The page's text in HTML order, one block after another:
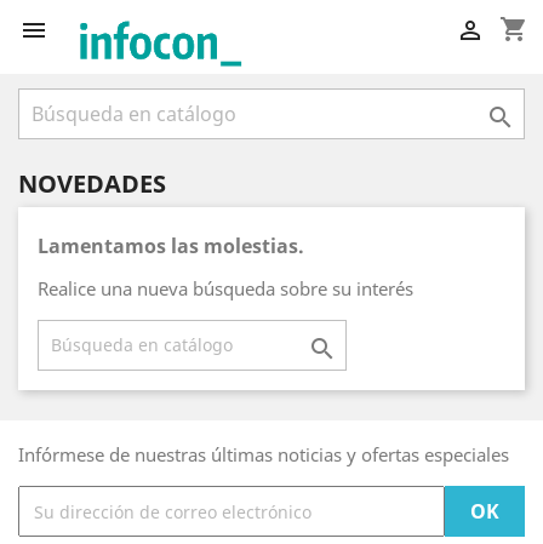
 shopping_cart


NOVEDADES
Lamentamos las molestias.
Realice una nueva búsqueda sobre su interés

Infórmese de nuestras últimas noticias y ofertas especiales